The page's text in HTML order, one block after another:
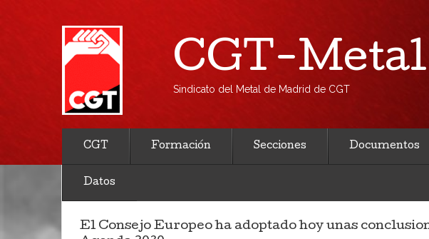
CGT-
Sindicato del Metal de Madrid de CGT
CGT Formación Secciones Documentos
Datos
El Consejo Europeo ha adoptado hoy unas